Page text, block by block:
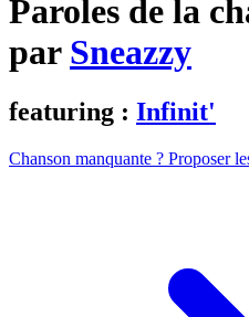
Paroles de la
par Sneazzy
featuring : Infinit'
Chanson manquante ? Proposer